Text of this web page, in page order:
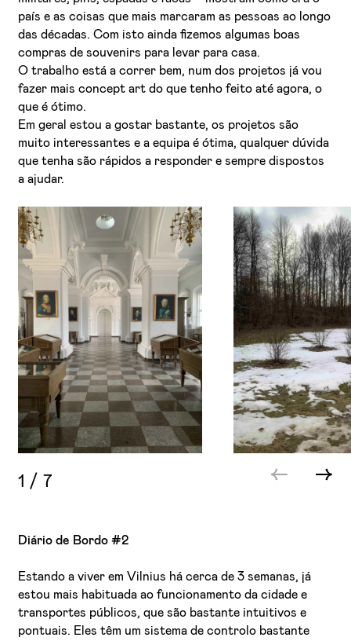
país e as coisas que mais marcaram as pessoas ao longo
das décadas. Com isto ainda fizemos algumas boas
compras de souvenirs para levar para casa.
O trabalho está a correr bem, num dos projetos já vou
fazer mais concept art do que tenho feito até agora, o
que é ótimo.
Em geral estou a gostar bastante, os projetos são
muito interessantes e a equipa é ótima, qualquer dúvida
que tenha são rápidos a responder e sempre dispostos
a ajudar.
1 /7
Diário de Bordo #2
Estando a viver em Vilnius há cerca de 3 semanas, já
estou mais habituada ao funcionamento da cidade e
transportes públicos, que são bastante intuitivos e
pontuais. Eles têm um sistema de controlo bastante